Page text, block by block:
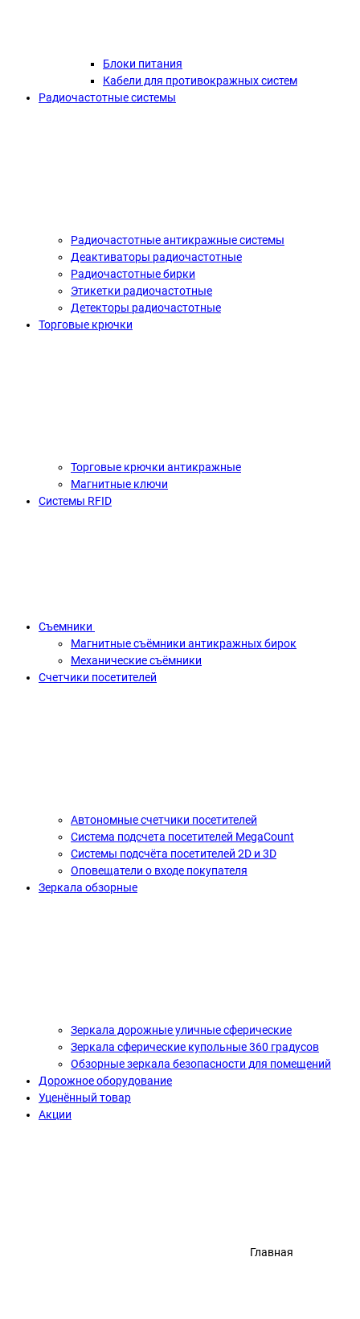
Блоки питания
Кабели для противокражных систем
Радиочастотные системы
Радиочастотные антикражные системы
Деактиваторы радиочастотные
Радиочастотные бирки
Этикетки радиочастотные
Детекторы радиочастотные
Торговые крючки
Торговые крючки антикражные
Магнитные ключи
Системы RFID
Съемники
Магнитные съёмники антикражных бирок
Механические съёмники
Счетчики посетителей
Автономные счетчики посетителей
Система подсчета посетителей MegaCount
Системы подсчёта посетителей 2D и 3D
Оповещатели о входе покупателя
Зеркала обзорные
Зеркала дорожные уличные сферические
Зеркала сферические купольные 360 градусов
Обзорные зеркала безопасности для помещений
Дорожное оборудование
Уценённый товар
Акции
Главная